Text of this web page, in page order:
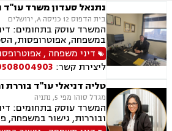
נתנאל סעדון משרד עו"ד
בית הדפוס 12 כניסה A, ירושלים
המשרד עוסק בתחומים:
במשפחה, אפוטרופסות,
משמורת, גירושין, טוען
אישי, תיאום הורי, זמני
מתנה, ידועים בציבור,
כוח מתמשך, הוצאה לפועל,
מסחריות, דיני חוזים,
דירה, עסקאות מכר יד
דיני חברות, ליטיגציה
עמותות
דיני משפחה ,
ליצירת קשר:
טליה דניאלי עו"ד בוררת
מגדל סוהו מפי 5, נתניה
המשרד עוסק בתחומים:
ובוררות, גישור במשפחה,